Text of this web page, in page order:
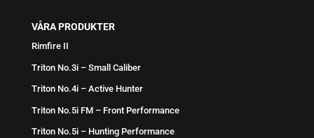
VÅRA PRODUKTER
Rimfire II
Triton No.3i – Small Caliber
Triton No.4i – Active Hunter
Triton No.5i FM – Front Performance
Triton No.5i – Hunting Performance